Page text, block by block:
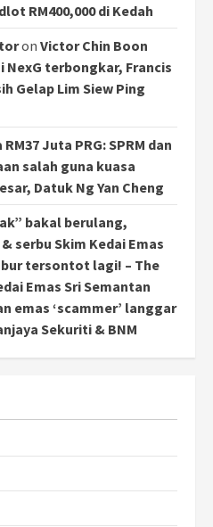
RM400,000 di Kedah
on Victor Chin Boon
NexG terbongkar, Francis
Gelap Lim Siew Ping
Juta PRG: SPRM dan
salah guna kuasa
Datuk Ng Yan Cheng
bakal berulang,
serbu Skim Kedai Emas
tersontot lagi! – The
Emas Sri Semantan
emas ‘scammer’ langgar
Sekuriti & BNM